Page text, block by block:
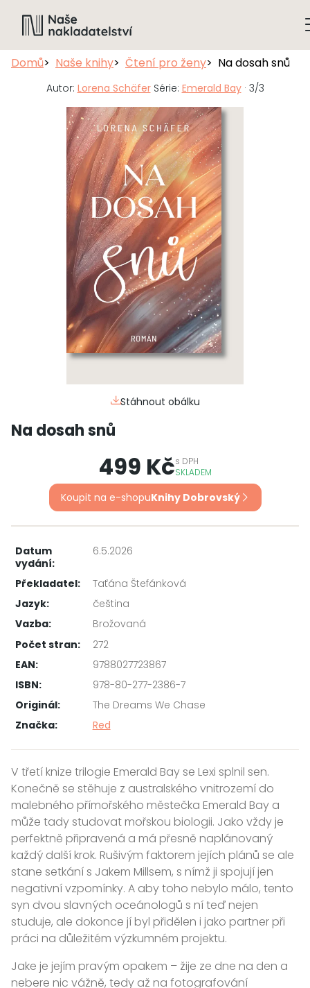
Domů Naše knihy Čtení pro ženy Na dosah snů
Autor: Lorena Schäfer Série: Emerald Bay· 3/3
Stáhnout obálku
Na dosah snů
499 Kčs DPH
SKLADEM
Koupit na e-shopuKnihy Dobrovský
Datum
vydání:
6.5.2026
Překladatel:
Taťána Štefánková
Jazyk:
čeština
Vazba:
Brožovaná
Počet stran:
272
EAN:
9788027723867
ISBN:
978-80-277-2386-7
Originál:
The Dreams We Chase
Značka:
Red
V třetí knize trilogie Emerald Bay se Lexi splnil sen.
Konečně se stěhuje z australského vnitrozemí do
malebného přímořského městečka Emerald Bay a
může tady studovat mořskou biologii. Jako vždy je
perfektně připravená a má přesně naplánovaný
každý další krok. Rušivým faktorem jejích plánů se ale
stane setkání s Jakem Millsem, s nímž ji spojují jen
negativní vzpomínky. A aby toho nebylo málo, tento
syn dvou slavných oceánologů s ní teď nejen
studuje, ale dokonce jí byl přidělen i jako partner při
práci na důležitém výzkumném projektu.
Jake je jejím pravým opakem – žije ze dne na den a
nebere nic vážně, tedy až na fotografování